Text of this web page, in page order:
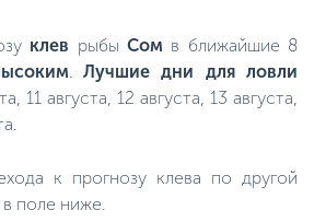
клев рыбыСом в ближайшие 8
.Лучшие дни для ловли
11 августа, 12 августа, 13 августа,
к прогнозу клева по другой
поле ниже.